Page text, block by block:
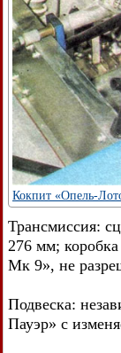
Кокпит «Опель-
Трансмиссия:
276 мм;
Мк 9», не
Подвеска:
Пауэр» с